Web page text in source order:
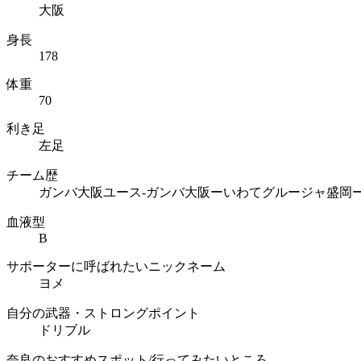
大阪
身長
178
体重
70
利き足
左足
チーム歴
ガンバ大阪ユース-ガンバ大阪ーいわてグルージャ盛岡
血液型
B
サポーターに呼ばれたいニックネーム
ヨメ
自分の武器・ストロングポイント
ドリブル